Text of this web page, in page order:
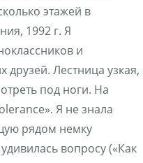
этажей в
1992 г. Я
и
Лестница узкая,
под ноги. На
Я не знала
рядом немку
вопросу («Как